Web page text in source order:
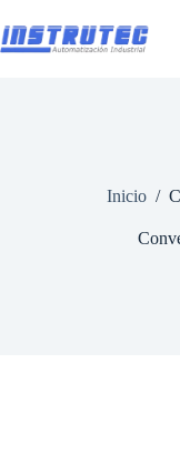
al
contenido
Inicio /